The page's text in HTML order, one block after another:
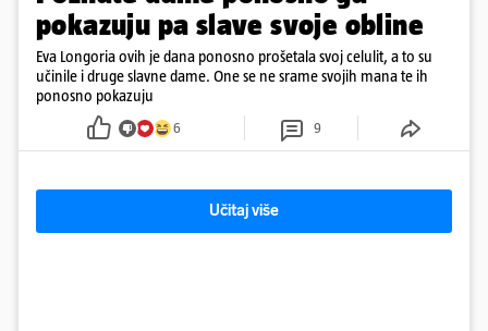
pokazuju pa slave svoje obline
Eva Longoria ovih je dana ponosno prošetala svoj celulit, a to su
učinile i druge slavne dame. One se ne srame svojih mana te ih
ponosno pokazuju
6 9
Učitaj više